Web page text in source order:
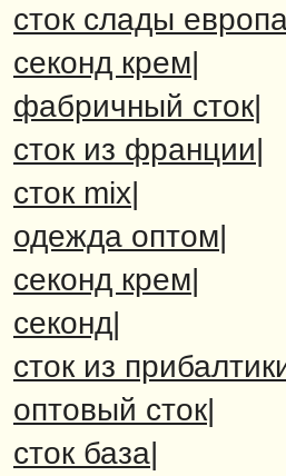
сток слады
секонд крем|
фабричный сток|
сток из франции|
сток mix|
одежда оптом|
секонд крем|
секонд|
сток из
оптовый сток|
сток база|